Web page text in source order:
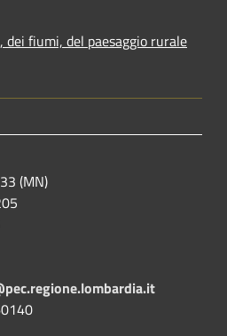
dei fiumi, del paesaggio rurale
(MN)